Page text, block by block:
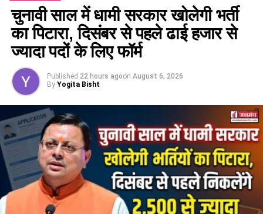
नीचे खाई में मिला।
प्रारंभिक जानकारी के अनुसार, आग की चपेट में आने के बाद वह संतुलन
खो बैठे और गहरी खाई में गिर गए। घटना के बाद स्थानीय लोगों और
विभागीय कर्मचारियों में शोक का माहौल है। मामले की जांच की जा रही है।
RELATED TOPICS:
UP NEXT
यमुनोत्री धाम जाते समय अचानक बिगड़ी तबीयत, दो श्रद्धालुओं की
हार्ट अटैक से मौत
DON'T MISS
देहरादून समते कई मैदानी इलाकों में हीट वेव का येलो अलर्ट, पहाड़ों पर
कुछ स्थानों पर बारिश के आसार
चुनावी साल में धामी सरकार खोलेगी भर्ती
का पिटारा, दिसंबर से पहले ढाई हजार से
ज्यादा पदों के लिए फॉर्म
Published 22 hours agoon August 6, 2026
By Yogita Bisht